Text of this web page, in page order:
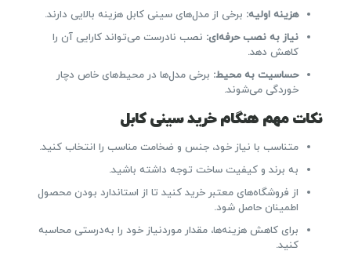
هزینه اولیه: برخی از مدل‌های سینی کابل هزینه بالایی دارند.
نیاز به نصب حرفه‌ای: نصب نادرست می‌تواند کارایی آن را
کاهش دهد.
حساسیت به محیط: برخی مدل‌ها در محیط‌های خاص دچار
خوردگی می‌شوند.
نکات مهم هنگام خرید سینی کابل
متناسب با نیاز خود، جنس و ضخامت مناسب را انتخاب کنید.
به برند و کیفیت ساخت توجه داشته باشید.
از فروشگاه‌های معتبر خرید کنید تا از استاندارد بودن محصول
اطمینان حاصل شود.
برای کاهش هزینه‌ها، مقدار موردنیاز خود را به‌درستی محاسبه
کنید.